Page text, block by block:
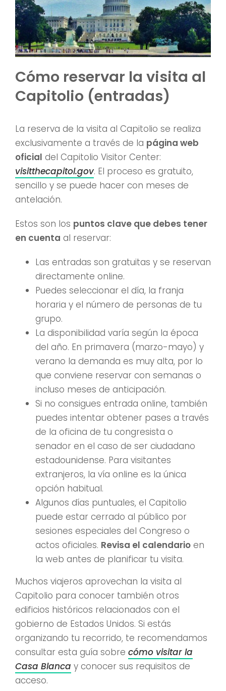
Cómo reservar la visita al
Capitolio (entradas)
La reserva de la visita al Capitolio se realiza
exclusivamente a través de la página web
oficial del Capitolio Visitor Center:
visitthecapitol.gov. El proceso es gratuito,
sencillo y se puede hacer con meses de
antelación.
Estos son los puntos clave que debes tener
en cuenta al reservar:
Las entradas son gratuitas y se reservan
directamente online.
Puedes seleccionar el día, la franja
horaria y el número de personas de tu
grupo.
La disponibilidad varía según la época
del año. En primavera (marzo-mayo) y
verano la demanda es muy alta, por lo
que conviene reservar con semanas o
incluso meses de anticipación.
Si no consigues entrada online, también
puedes intentar obtener pases a través
de la oficina de tu congresista o
senador en el caso de ser ciudadano
estadounidense. Para visitantes
extranjeros, la vía online es la única
opción habitual.
Algunos días puntuales, el Capitolio
puede estar cerrado al público por
sesiones especiales del Congreso o
actos oficiales. Revisa el calendario en
la web antes de planificar tu visita.
Muchos viajeros aprovechan la visita al
Capitolio para conocer también otros
edificios históricos relacionados con el
gobierno de Estados Unidos. Si estás
organizando tu recorrido, te recomendamos
consultar esta guía sobre cómo visitar la
Casa Blanca y conocer sus requisitos de
acceso.